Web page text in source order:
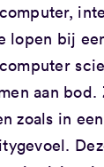
lopen bij
aan bod.
zoals in